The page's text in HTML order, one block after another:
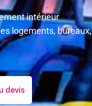
intérieur
logements, bureaux,
devis